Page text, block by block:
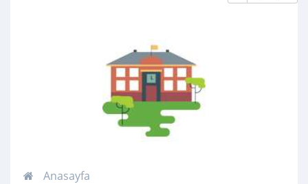
Anasayfa